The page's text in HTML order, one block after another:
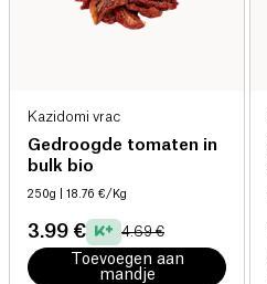
Kazidomi vrac
Gedroogde tomaten in
bulk bio
250g | 18.76 €/Kg
3.99 € 4.69 €
Toevoegen aan
mandje